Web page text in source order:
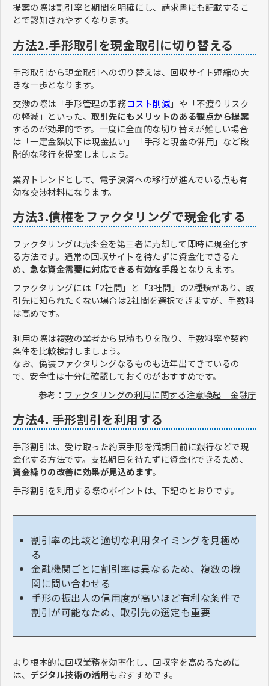
提案の際は割引率と期間を明確にし、請求書にも記載するこ
とで認知されやすくなります。
方法2.手形取引を現金取引に切り替える
手形取引から現金取引への切り替えは、回収サイト短縮の大
きな一歩となります。
交渉の際は「手形管理の事務コスト削減」や「不渡りリスク
の軽減」といった、取引先にもメリットのある観点から提案
するのが効果的です。一度に全面的な切り替えが難しい場合
は「一定金額以下は現金払い」「手形と現金の併用」など段
階的な移行を提案しましょう。
業界トレンドとして、電子決済への移行が進んでいる点も有
効な交渉材料になります。
方法3.債権をファクタリングで現金化する
ファクタリングは売掛金を第三者に売却して即時に現金化す
る方法です。通常の回収サイトを待たずに資金化できるた
め、急な資金需要に対応できる有効な手段となりえます。
ファクタリングには「2社間」と「3社間」の2種類があり、取
引先に知られたくない場合は2社間を選択できますが、手数料
は高めです。
利用の際は複数の業者から見積もりを取り、手数料率や契約
条件を比較検討しましょう。
なお、偽装ファクタリングなるものも近年出てきているの
で、安全性は十分に確認しておくのがおすすめです。
参考： ファクタリングの利用に関する注意喚起｜金融庁
方法4. 手形割引を利用する
手形割引は、受け取った約束手形を満期日前に銀行などで現
金化する方法です。支払期日を待たずに資金化できるため、
資金繰りの改善に効果が見込めます。
手形割引を利用する際のポイントは、下記のとおりです。
割引率の比較と適切な利用タイミングを見極め
る
金融機関ごとに割引率は異なるため、複数の機
関に問い合わせる
手形の振出人の信用度が高いほど有利な条件で
割引が可能なため、取引先の選定も重要
より根本的に回収業務を効率化し、回収率を高めるために
は、 デジタル技術の活用もおすすめです。